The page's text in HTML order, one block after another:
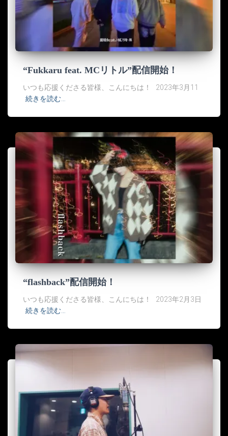
“Fukkaru feat. MCリトル”配信開始！
いつも応援くださる皆様、こんにちは！ 2023年3月11
続きを読む…
“flashback”配信開始！
いつも応援くださる皆様、こんにちは！ 2023年2月3日
続きを読む…